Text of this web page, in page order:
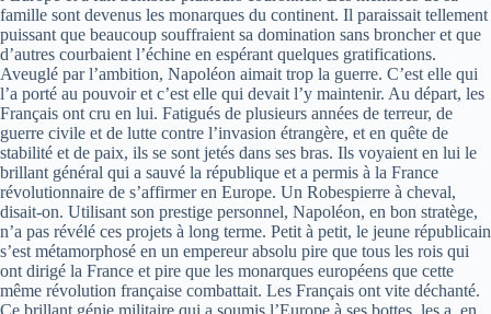
famille sont devenus les monarques du continent. Il paraissait tellement
puissant que beaucoup souffraient sa domination sans broncher et que
d’autres courbaient l’échine en espérant quelques gratifications.
Aveuglé par l’ambition, Napoléon aimait trop la guerre. C’est elle qui
l’a porté au pouvoir et c’est elle qui devait l’y maintenir. Au départ, les
Français ont cru en lui. Fatigués de plusieurs années de terreur, de
guerre civile et de lutte contre l’invasion étrangère, et en quête de
stabilité et de paix, ils se sont jetés dans ses bras. Ils voyaient en lui le
brillant général qui a sauvé la république et a permis à la France
révolutionnaire de s’affirmer en Europe. Un Robespierre à cheval,
disait-on. Utilisant son prestige personnel, Napoléon, en bon stratège,
n’a pas révélé ces projets à long terme. Petit à petit, le jeune républicain
s’est métamorphosé en un empereur absolu pire que tous les rois qui
ont dirigé la France et pire que les monarques européens que cette
même révolution française combattait. Les Français ont vite déchanté.